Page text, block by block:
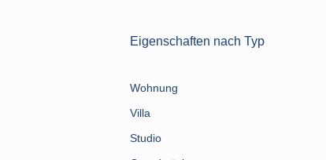
Eigenschaften nach Typ
Wohnung
Villa
Studio